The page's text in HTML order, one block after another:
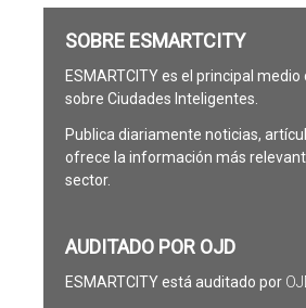
SOBRE ESMARTCITY
ESMARTCITY es el principal
sobre Ciudades Inteligentes.
Publica diariamente noticias,
ofrece la información más
sector.
AUDITADO POR OJD
ESMARTCITY está auditado por